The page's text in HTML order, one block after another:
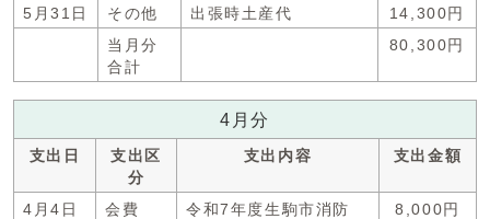
5月31日 その他 出張時土産代
14,300円
当月分
合計
80,300円
4月分
支出日
支出区
分
支出内容 支出金額
4月4日 会費
令和7年度生駒市消防
8,000円